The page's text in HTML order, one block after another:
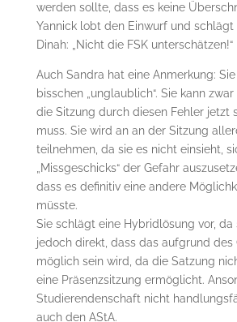
werden sollte, dass es keine
Yannick lobt den Einwurf und schlägt
Dinah: „Nicht die FSK unterschätzen!“
Auch Sandra hat eine Anmerkung:
bisschen „unglaublich“. Sie kann
die Sitzung durch diesen Fehler jetzt
muss. Sie wird an an der Sitzung
teilnehmen, da sie es nicht einsieht,
„Missgeschicks“ der Gefahr
dass es definitiv eine andere
müsste.
Sie schlägt eine Hybridlösung vor, da
jedoch direkt, dass das aufgrund des
möglich sein wird, da die Satzung
eine Präsenzsitzung ermöglicht.
Studierendenschaft nicht
auch den AStA.